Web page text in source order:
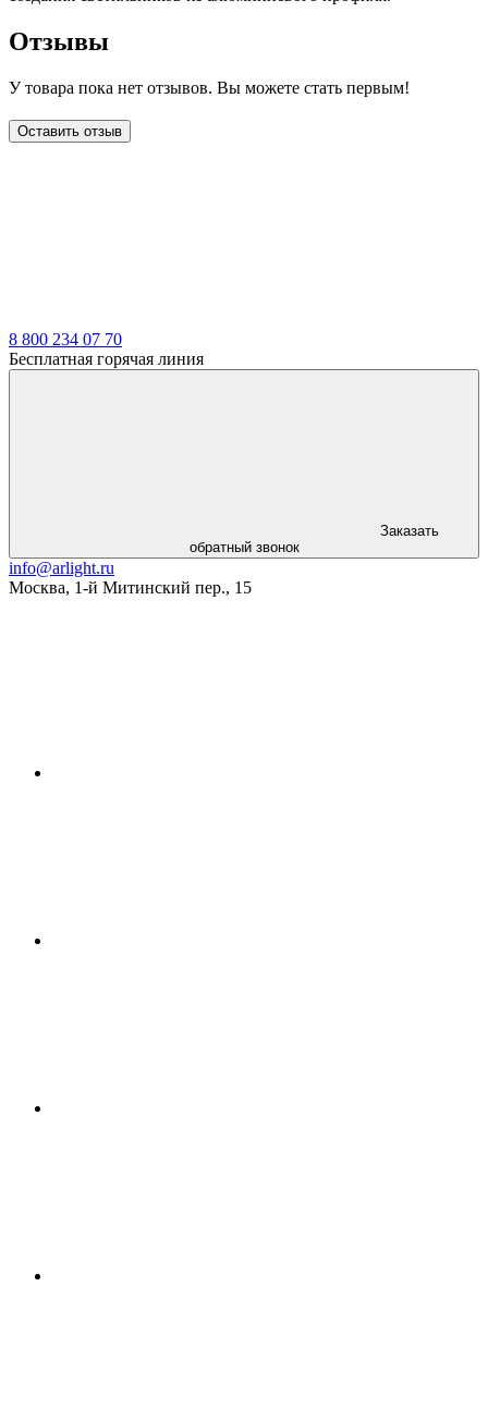
Отзывы
У товара пока нет отзывов. Вы можете стать первым!
Оставить отзыв
8 800 234 07 70
Бесплатная горячая линия
Заказать
обратный звонок
info@arlight.ru
Москва, 1-й Митинский пер., 15